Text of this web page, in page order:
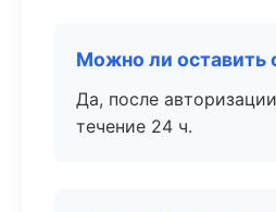
Можно ли оставить
Да, после
течение 24 ч.